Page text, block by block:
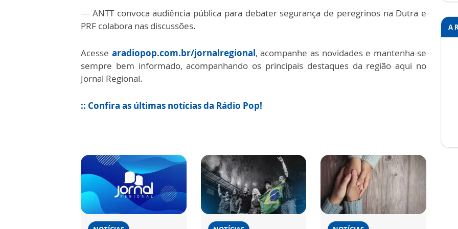
— ANTT convoca audiência pública para debater segurança de peregrinos na Dutra e
PRF colabora nas discussões.
Acesse aradiopop.com.br/jornalregional, acompanhe as novidades e mantenha-se
sempre bem informado, acompanhando os principais destaques da região aqui no
Jornal Regional.
:: Confira as últimas notícias da Rádio Pop!
A